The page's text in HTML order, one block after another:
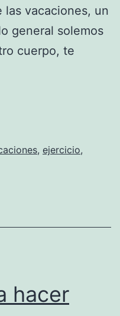
las vacaciones, un
general solemos
cuerpo, te
, ejercicio,
hacer